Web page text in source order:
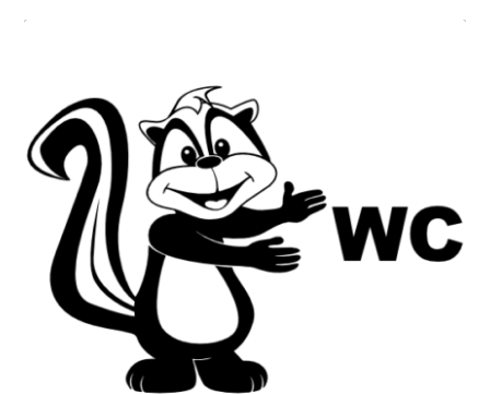
Impressum
Kasse
Mein Konto
Versandkosten